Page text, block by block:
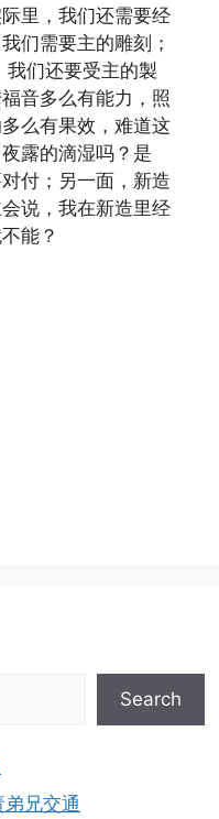
里，我们还需要经
们需要主的雕刻；
们还要受主的製
音多么有能力，照
么有果效，难道这
露的滴湿吗？是
付；另一面，新造
说，我在新造里经
能？
Search
兄交通